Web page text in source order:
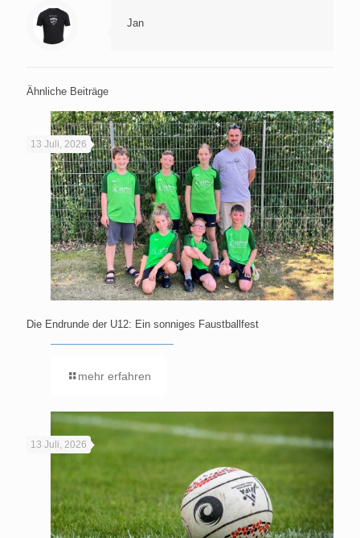
Jan
Ähnliche Beiträge
13 Juli, 2026
Die Endrunde der U12: Ein sonniges Faustballfest
mehr erfahren
13 Juli, 2026